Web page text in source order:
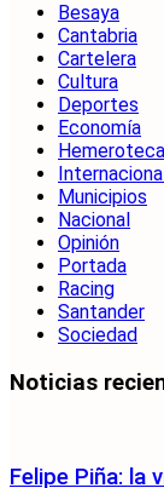
Besaya
Cantabria
Cartelera
Cultura
Deportes
Economía
Hemeroteca
Internacional
Municipios
Nacional
Opinión
Portada
Racing
Santander
Sociedad
Noticias
Felipe Piña: la